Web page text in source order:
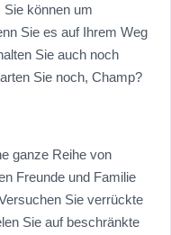
Sie können um
Sie es auf Ihrem Weg
Sie auch noch
Sie noch, Champ?
ganze Reihe von
Freunde und Familie
Sie verrückte
Sie auf beschränkte